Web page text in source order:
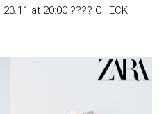
at 20:00 ???? CHECK